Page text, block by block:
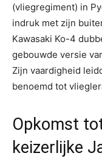
(vliegregiment) in
indruk met zijn
Kawasaki Ko-4
gebouwde versie
Zijn vaardigheid
benoemd tot
Opkomst
keizerlijke